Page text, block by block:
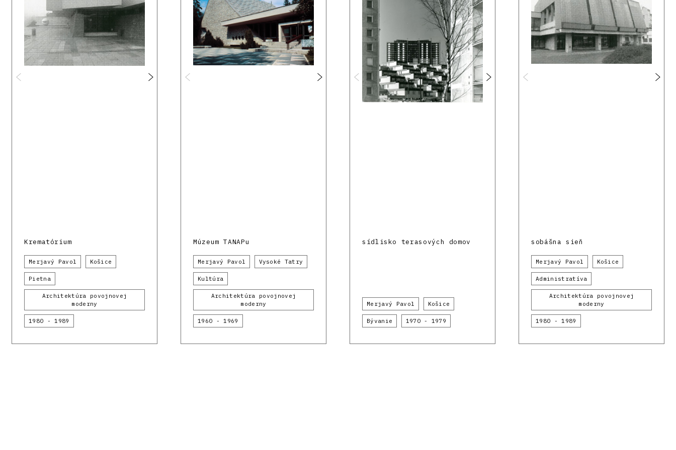
Krematórium
Merjavý Pavol Košice
Pietna
Architektúra povojnovej
moderny
1980 - 1989
Múzeum TANAPu
Merjavý Pavol Vysoké Tatry
Kultúra
Architektúra povojnovej
moderny
1960 - 1969
sídlisko terasových domov
Merjavý Pavol Košice
Bývanie 1970 - 1979
sobášna sieň
Merjavý Pavol Košice
Administratíva
Architektúra povojnovej
moderny
1980 - 1989